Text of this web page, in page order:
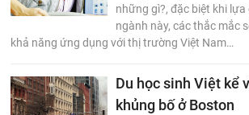
những gì?, đặc biệt khi
ngành này, các thắc mắc
khả năng ứng dụng với thị trường Việt Nam…
Du học sinh Việt kể
khủng bố ở Boston